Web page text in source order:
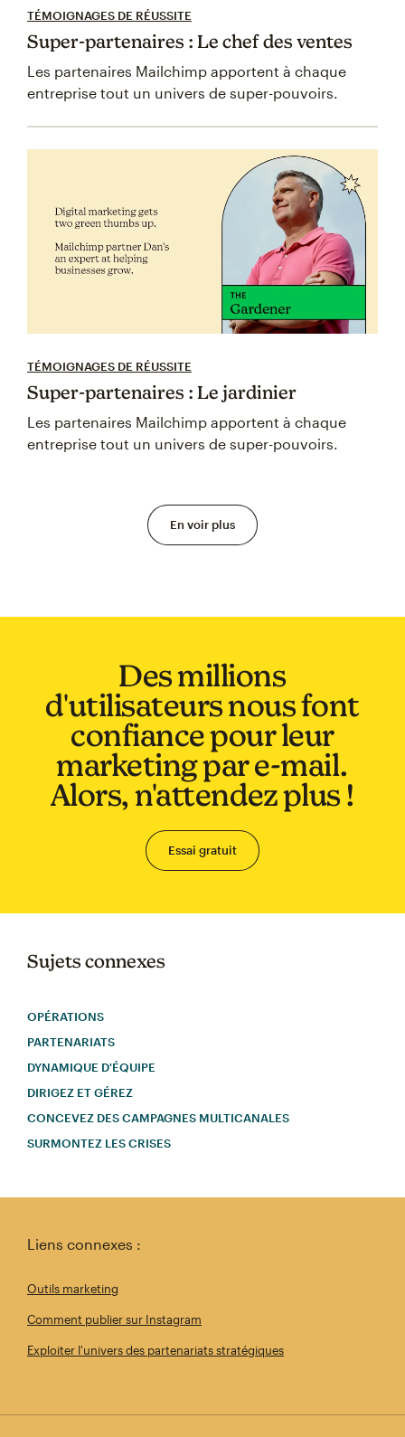
TÉMOIGNAGES DE RÉUSSITE
Super-partenaires : Le chef des ventes
Les partenaires Mailchimp apportent à chaque
entreprise tout un univers de super-pouvoirs.
TÉMOIGNAGES DE RÉUSSITE
Super-partenaires : Le jardinier
Les partenaires Mailchimp apportent à chaque
entreprise tout un univers de super-pouvoirs.
En voir plus
Des millions
d'utilisateurs nous font
confiance pour leur
marketing par e-mail.
Alors, n'attendez plus !
Essai gratuit
Sujets connexes
OPÉRATIONS
PARTENARIATS
DYNAMIQUE D'ÉQUIPE
DIRIGEZ ET GÉREZ
CONCEVEZ DES CAMPAGNES MULTICANALES
SURMONTEZ LES CRISES
Liens connexes :
Outils marketing
Comment publier sur Instagram
Exploiter l'univers des partenariats stratégiques